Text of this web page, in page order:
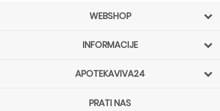
WEBSHOP
INFORMACIJE
APOTEKAVIVA24
PRATI NAS